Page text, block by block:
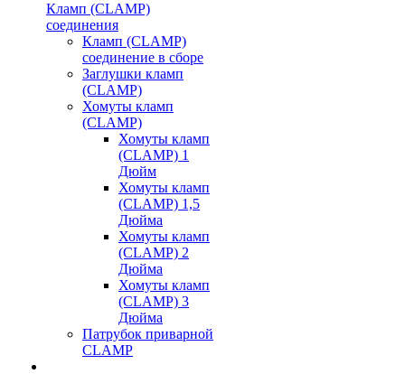
Кламп (CLAMP)
соединения
Кламп (CLAMP)
соединение в сборе
Заглушки кламп
(CLAMP)
Хомуты кламп
(CLAMP)
Хомуты кламп
(CLAMP) 1
Дюйм
Хомуты кламп
(CLAMP) 1,5
Дюйма
Хомуты кламп
(CLAMP) 2
Дюйма
Хомуты кламп
(CLAMP) 3
Дюйма
Патрубок приварной
CLAMP